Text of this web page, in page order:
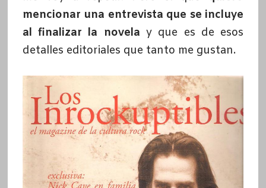
mencionar una entrevista que se incluye
al finalizar la novela y que es de esos
detalles editoriales que tanto me gustan.